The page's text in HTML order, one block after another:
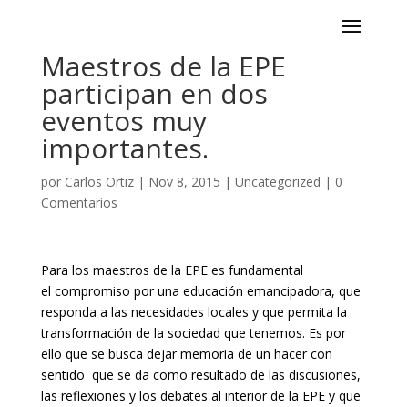
Maestros de la EPE
participan en dos
eventos muy
importantes.
por Carlos Ortiz| Nov 8, 2015 | Uncategorized | 0
Comentarios
Para los maestros de la EPE es fundamental
el compromiso por una educación emancipadora, que
responda a las necesidades locales y que permita la
transformación de la sociedad que tenemos. Es por
ello que se busca dejar memoria de un hacer con
sentido que se da como resultado de las discusiones,
las reflexiones y los debates al interior de la EPE y que